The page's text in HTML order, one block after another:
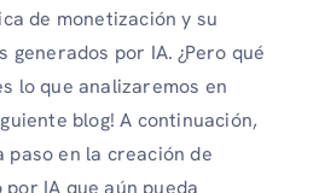
de monetización y su
generados por IA. ¿Pero qué
lo que analizaremos en
blog! A continuación,
paso en la creación de